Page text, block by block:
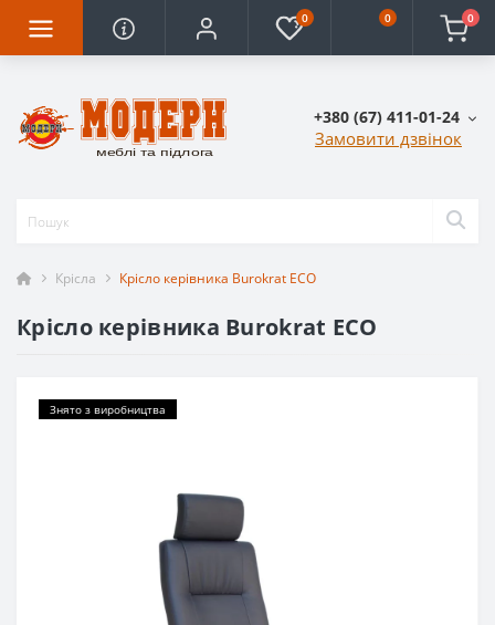
0 0 0
+380 (67) 411-01-24
Замовити дзвінок
Крісла Крісло керівника Burokrat ECO
Крісло керівника Burokrat ECO
Знято з виробництва